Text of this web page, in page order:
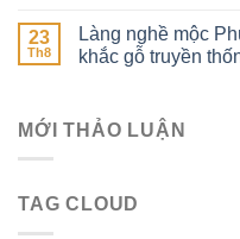
23
Th8
Làng nghề mộc
khắc gỗ truyền
MỚI THẢO LUẬN
TAG CLOUD